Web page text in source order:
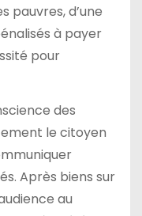
pauvres, d’une
à payer
pour
des
le citoyen
Après biens sur
au